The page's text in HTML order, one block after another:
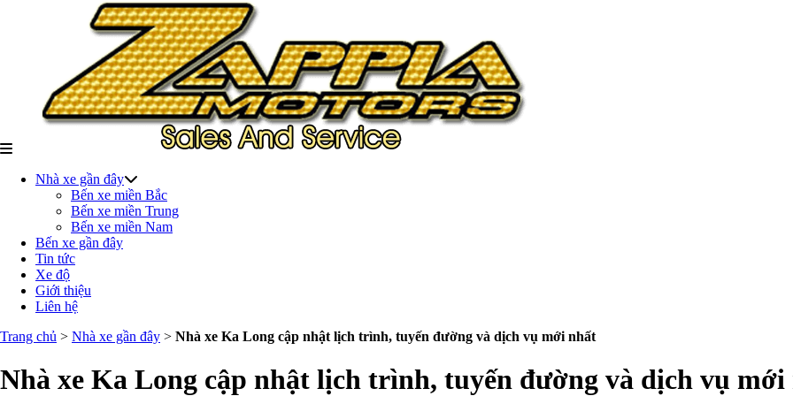
Nhà xe gần đây
Bến xe miền Bắc
Bến xe miền Trung
Bến xe miền Nam
Bến xe gần đây
Tin tức
Xe độ
Giới thiệu
Liên hệ
Trang chủ > Nhà xe gần đây > Nhà xe Ka Long cập nhật lịch trình, tuyến đường và dịch vụ mới nhất
Nhà xe Ka Long cập nhật lịch trình, tuyến đường và dịch vụ mới